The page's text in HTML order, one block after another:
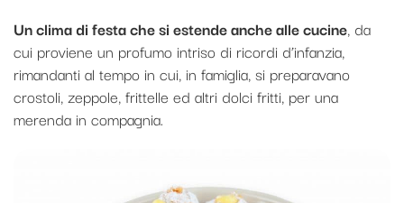
Un clima di festa che si estende anche alle cucine, da
cui proviene un profumo intriso di ricordi d’infanzia,
rimandanti al tempo in cui, in famiglia, si preparavano
crostoli, zeppole, frittelle ed altri dolci fritti, per una
merenda in compagnia.